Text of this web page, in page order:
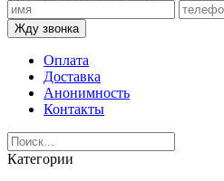
Жду звонка
Оплата
Доставка
Анонимность
Контакты
Категории